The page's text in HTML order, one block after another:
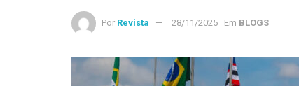
Por Revista 28/11/2025 Em BLOGS